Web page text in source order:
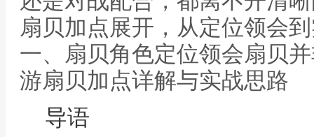
扇贝加点展开，从定位领会
一、扇贝角色定位领会扇贝
游扇贝加点详解与实战思路
导语